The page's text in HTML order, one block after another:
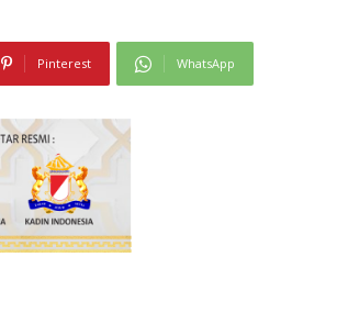
Pinterest WhatsApp